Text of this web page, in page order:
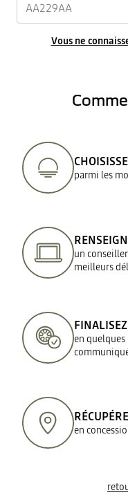
Vous ne
parmi les
un
meilleurs
en
en